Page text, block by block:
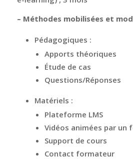
– Méthodes mobilisées et
Pédagogiques :
Apports théoriques
Étude de cas
Questions/Réponses
Matériels :
Plateforme LMS
Vidéos animées par un
Support de cours
Contact formateur